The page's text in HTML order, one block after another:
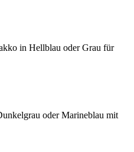
in Hellblau oder Grau für
oder Marineblau mit